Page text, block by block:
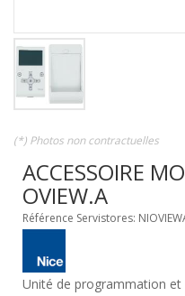
(*) Photos non contractuelles
ACCESSOIRE
OVIEW.A
Référence Servistores:
Unité de programmation et